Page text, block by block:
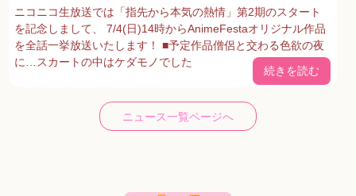
ニコニコ生放送では「指先から本気の熱情」第2期のスタート
を記念しまして、 7/4(日)14時からAnimeFestaオリジナル作品
を全話一挙放送いたします！ ■予定作品僧侶と交わる色欲の夜
に…スカートの中はケダモノでした
続きを読む
ニュース一覧ページへ